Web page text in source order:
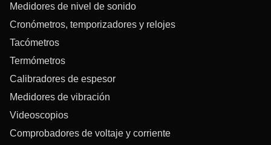
Medidores de nivel de sonido
Cronómetros, temporizadores y relojes
Tacómetros
Termómetros
Calibradores de espesor
Medidores de vibración
Videoscopios
Comprobadores de voltaje y corriente